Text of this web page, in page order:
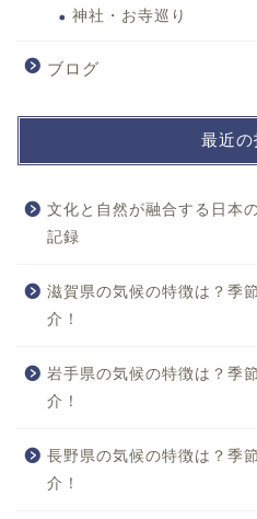
神社・お寺巡り
ブログ
最近の
文化と自然が融合する日本
記録
滋賀県の気候の特徴は？季
介！
岩手県の気候の特徴は？季
介！
長野県の気候の特徴は？季
介！